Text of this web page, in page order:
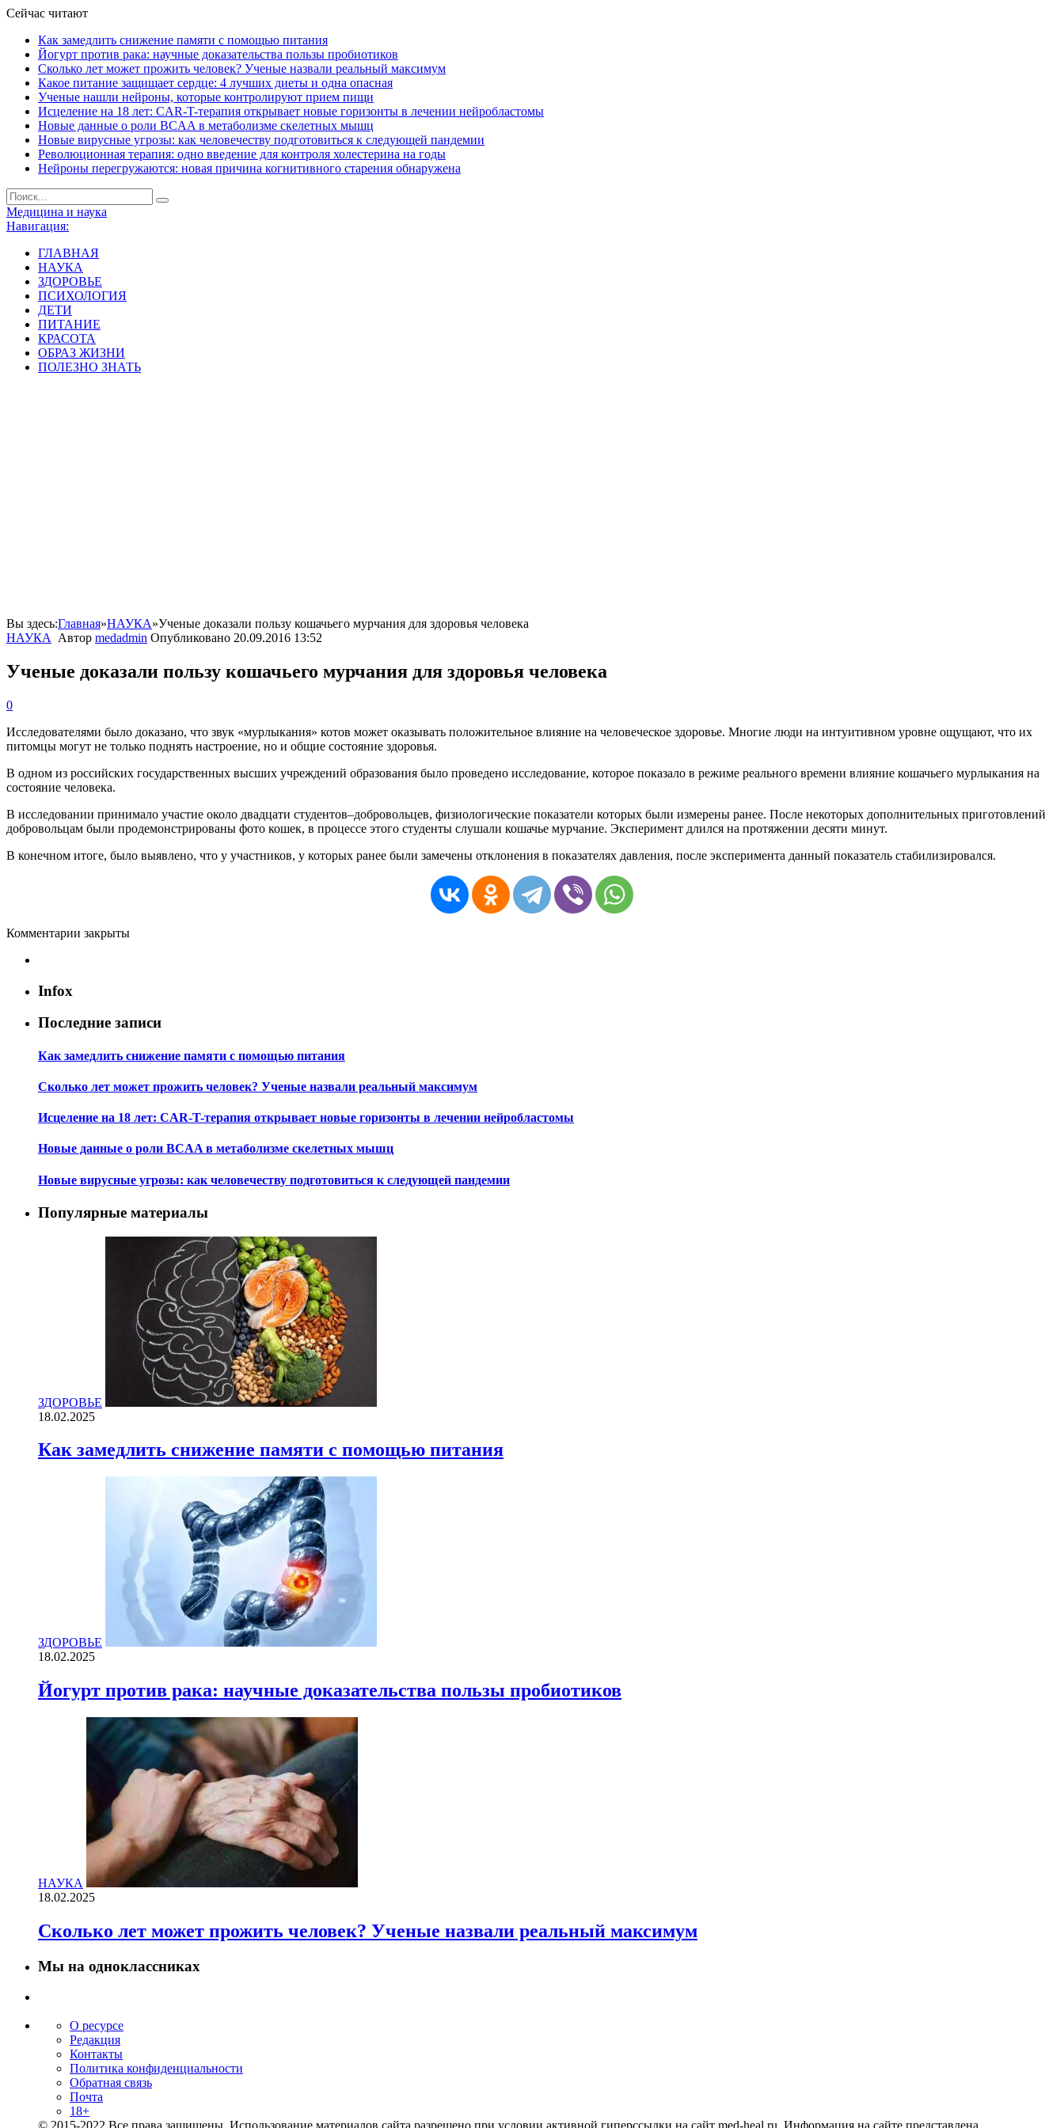
Сейчас читают
Как замедлить снижение памяти с помощью питания
Йогурт против рака: научные доказательства пользы пробиотиков
Сколько лет может прожить человек? Ученые назвали реальный максимум
Какое питание защищает сердце: 4 лучших диеты и одна опасная
Ученые нашли нейроны, которые контролируют прием пищи
Исцеление на 18 лет: CAR-T-терапия открывает новые горизонты в лечении нейробластомы
Новые данные о роли BCAA в метаболизме скелетных мышц
Новые вирусные угрозы: как человечеству подготовиться к следующей пандемии
Революционная терапия: одно введение для контроля холестерина на годы
Нейроны перегружаются: новая причина когнитивного старения обнаружена
Медицина и наука
Навигация:
ГЛАВНАЯ
НАУКА
ЗДОРОВЬЕ
ПСИХОЛОГИЯ
ДЕТИ
ПИТАНИЕ
КРАСОТА
ОБРАЗ ЖИЗНИ
ПОЛЕЗНО ЗНАТЬ
Вы здесь:Главная»НАУКА»Ученые доказали пользу кошачьего мурчания для здоровья человека
НАУКА
Автор medadmin Опубликовано 20.09.2016 13:52
Ученые доказали пользу кошачьего мурчания для здоровья человека
0
Исследователями было доказано, что звук «мурлыкания» котов может оказывать положительное влияние на человеческое здоровье. Многие люди на интуитивном уровне ощущают, что их
питомцы могут не только поднять настроение, но и общие состояние здоровья.
В одном из российских государственных высших учреждений образования было проведено исследование, которое показало в режиме реального времени влияние кошачьего мурлыкания на
состояние человека.
В исследовании принимало участие около двадцати студентов–добровольцев, физиологические показатели которых были измерены ранее. После некоторых дополнительных приготовлений
добровольцам были продемонстрированы фото кошек, в процессе этого студенты слушали кошачье мурчание. Эксперимент длился на протяжении десяти минут.
В конечном итоге, было выявлено, что у участников, у которых ранее были замечены отклонения в показателях давления, после эксперимента данный показатель стабилизировался.
Комментарии закрыты
Infox
головную боль
В арбузе какого цвета больше пользы и почему
Последние записи
Как замедлить снижение памяти с помощью питания
Сколько лет может прожить человек? Ученые назвали реальный максимум
Исцеление на 18 лет: CAR-T-терапия открывает новые горизонты в лечении нейробластомы
Новые данные о роли BCAA в метаболизме скелетных мышц
Новые вирусные угрозы: как человечеству подготовиться к следующей пандемии
Популярные материалы
Как замедлить снижение памяти с помощью питания
ЗДОРОВЬЕ
18.02.2025
Йогурт против рака: научные доказательства пользы пробиотиков
НАУКА
18.02.2025
Мы на одноклассниках
О ресурсе
Редакция
Контакты